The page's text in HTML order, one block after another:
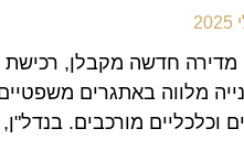
מדירה חדשה מקבלן, רכישת
מלווה באתגרים
וכלכליים מורכבים. בנדל"ן,